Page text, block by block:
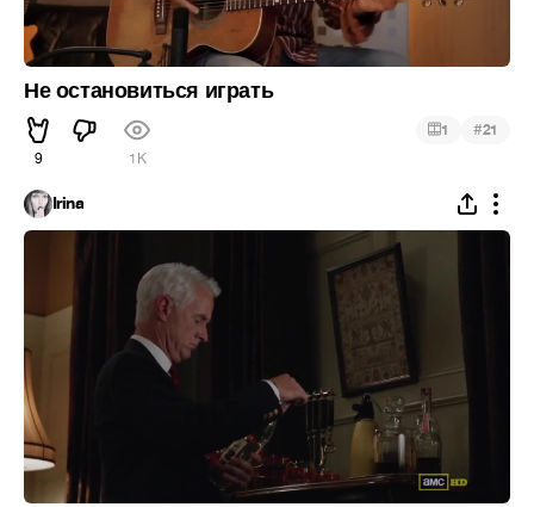
Не остановиться играть
9 1K
1 #21
Irina